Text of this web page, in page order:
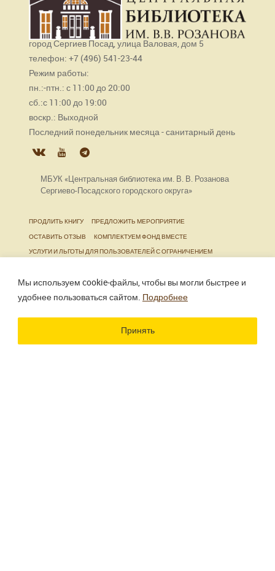
Мы используем cookie‑файлы, чтобы вы могли быстрее и
удобнее пользоваться сайтом. Подробнее
Принять
город Сергиев Посад, улица Валовая, дом 5
телефон: +7 (496) 541-23-44
Режим работы:
пн.:-птн.: с 11:00 до 20:00
сб.:с 11:00 до 19:00
воскр.: Выходной
Последний понедельник месяца - санитарный день
МБУК «Центральная библиотека им. В. В. Розанова
Сергиево-Посадского городского округа»
ПРОДЛИТЬ КНИГУ
ПРЕДЛОЖИТЬ МЕРОПРИЯТИЕ
ОСТАВИТЬ ОТЗЫВ
КОМПЛЕКТУЕМ ФОНД ВМЕСТЕ
УСЛУГИ И ЛЬГОТЫ ДЛЯ ПОЛЬЗОВАТЕЛЕЙ С ОГРАНИЧЕНИЕМ
ЖИЗНЕДЕЯТЕЛЬНОСТИ
Использование материалов сайта разрешено только
при наличии активной ссылки.